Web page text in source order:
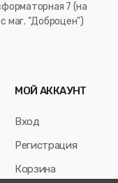
7 (на
маг. "Доброцен")
МОЙ АККАУНТ
Вход
Регистрация
Корзина